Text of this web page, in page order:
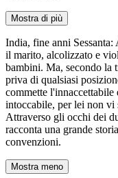
Mostra di più
India, fine anni
il marito, alcolizzato e
bambini. Ma, secondo la
priva di qualsiasi
commette
intoccabile, per lei non vi
Attraverso gli occhi dei
racconta una grande
convenzioni.
Mostra meno